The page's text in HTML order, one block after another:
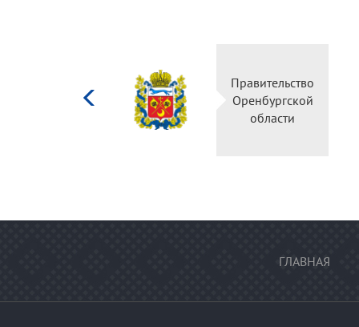
Правительство
Оренбургской
области
ГЛАВНАЯ